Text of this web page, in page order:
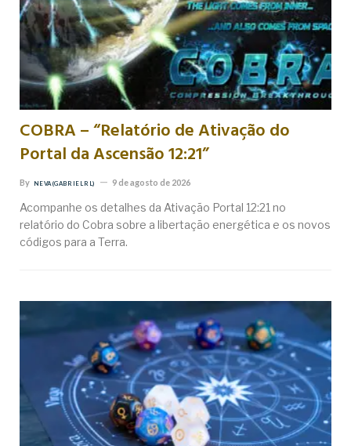
COBRA – “Relatório de Ativação do
Portal da Ascensão 12:21”
By NEVA (GABRIEL RL) 9 de agosto de 2026
Acompanhe os detalhes da Ativação Portal 12:21 no
relatório do Cobra sobre a libertação energética e os novos
códigos para a Terra.